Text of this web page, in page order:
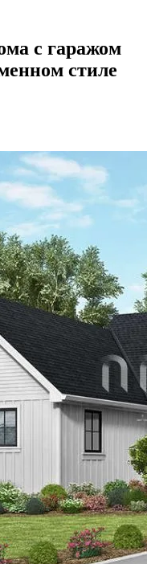
с гаражом
стиле